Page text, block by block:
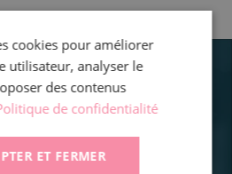
cookies pour améliorer
utilisateur, analyser le
des contenus
de confidentialité
ET FERMER